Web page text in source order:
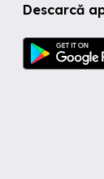
Descarcă